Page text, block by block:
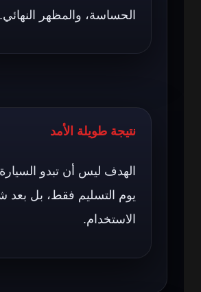
الحساسة، والمظهر النهائي.
نتيجة طويلة الأمد
الهدف ليس أن تبدو
يوم التسليم فقط، بل بعد
الاستخدام.